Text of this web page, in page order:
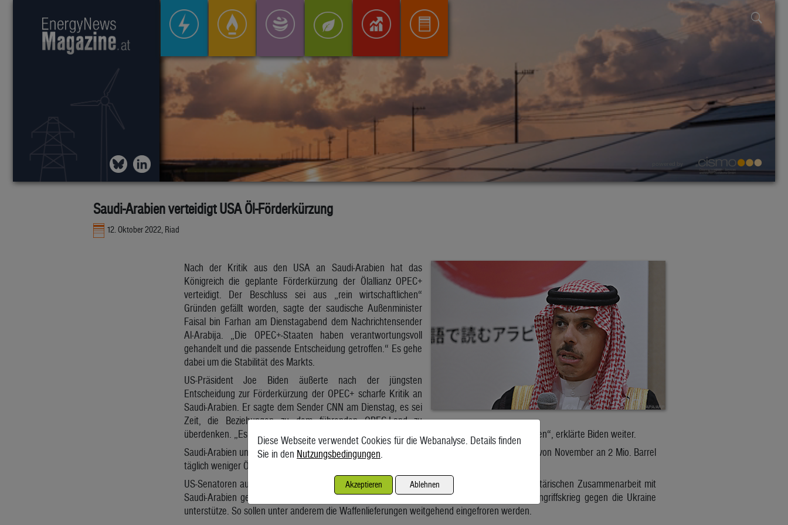
Saudi-Arabien verteidigt USA Öl-Förderkürzung
12. Oktober 2022, Riad
Nach der Kritik aus den USA an Saudi-Arabien hat das
Königreich die geplante Förderkürzung der Ölallianz OPEC+
verteidigt. Der Beschluss sei aus „rein wirtschaftlichen“
Gründen gefällt worden, sagte der saudische Außenminister
Faisal bin Farhan am Dienstagabend dem Nachrichtensender
Al-Arabija. „Die OPEC+-Staaten haben verantwortungsvoll
gehandelt und die passende Entscheidung getroffen.“ Es gehe
dabei um die Stabilität des Markts.
US-Präsident Joe Biden äußerte nach der jüngsten
Entscheidung zur Förderkürzung der OPEC+ scharfe Kritik an
Saudi-Arabien. Er sagte dem Sender CNN am Dienstag, es sei
Zeit, die Beziehungen zu dem führenden OPEC-Land zu
überdenken. „Es wird einige Konsequenzen für das geben, was sie mit Russland gemacht haben“, erklärte Biden weiter.
Saudi-Arabien und Russland gelten als die führenden Kräfte im Ölverbund OPEC+. Dieser will von November an 2 Mio. Barrel
täglich weniger Öl fördern.
US-Senatoren aus Bidens Demokratischer Partei hatten die weitgehende Einstellung der militärischen Zusammenarbeit mit
Saudi-Arabien gefordert, da das Land mit der Zustimmung zur Förderkürzung Russlands Angriffskrieg gegen die Ukraine
unterstütze. So sollen unter anderem die Waffenlieferungen weitgehend eingefroren werden.
Diese Webseite verwendet Cookies für die Webanalyse. Details finden
Sie in den Nutzungsbedingungen.
Akzeptieren Ablehnen